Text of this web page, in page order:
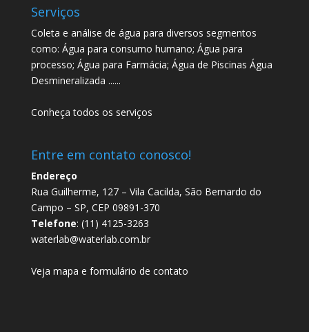
Serviços
Coleta e análise de água para diversos segmentos
como: Água para consumo humano; Água para
processo; Água para Farmácia; Água de Piscinas Água
Desmineralizada ......
Conheça todos os serviços
Entre em contato conosco!
Endereço
Rua Guilherme, 127 – Vila Cacilda, São Bernardo do
Campo – SP, CEP 09891-370
Telefone: (11) 4125-3263
waterlab@waterlab.com.br
Veja mapa e formulário de contato